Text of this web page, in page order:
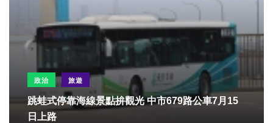
政治 旅遊
跳蛙式停靠海線景點拚觀光 中市679路公車7月15
日上路